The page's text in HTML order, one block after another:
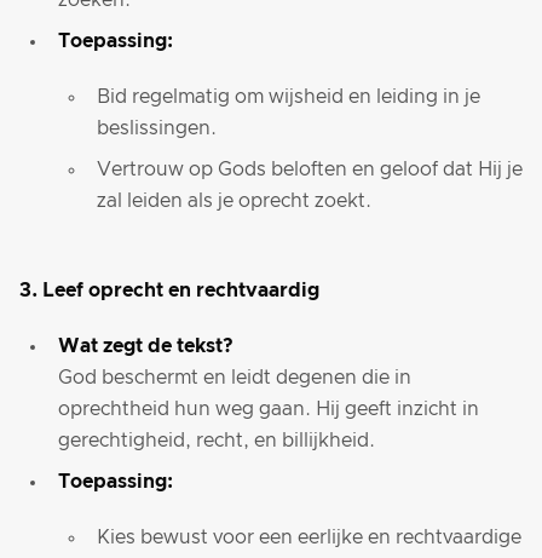
Toepassing:
Bid regelmatig om wijsheid en leiding in je
beslissingen.
Vertrouw op Gods beloften en geloof dat Hij je
zal leiden als je oprecht zoekt.
3. Leef oprecht en rechtvaardig
Wat zegt de tekst?
God beschermt en leidt degenen die in
oprechtheid hun weg gaan. Hij geeft inzicht in
gerechtigheid, recht, en billijkheid.
Toepassing:
Kies bewust voor een eerlijke en rechtvaardige